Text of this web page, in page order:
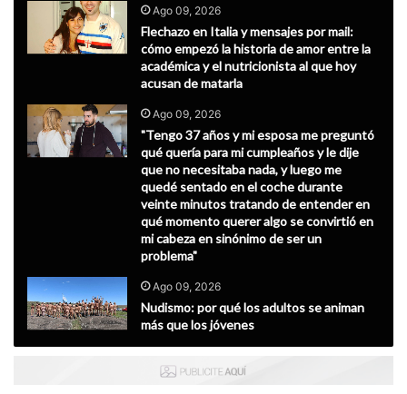
Ago 09, 2026
Flechazo en Italia y mensajes por mail:
cómo empezó la historia de amor entre la
académica y el nutricionista al que hoy
acusan de matarla
Ago 09, 2026
"Tengo 37 años y mi esposa me preguntó
qué quería para mi cumpleaños y le dije
que no necesitaba nada, y luego me
quedé sentado en el coche durante
veinte minutos tratando de entender en
qué momento querer algo se convirtió en
mi cabeza en sinónimo de ser un
problema"
Ago 09, 2026
Nudismo: por qué los adultos se animan
más que los jóvenes